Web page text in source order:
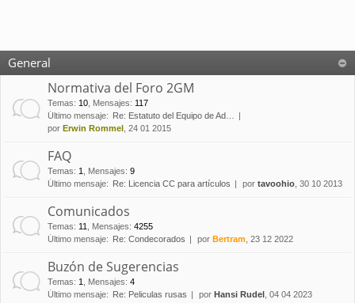
General
Normativa del Foro 2GM
Temas: 10 Mensajes: 117
Último mensaje:
Re: Estatuto del Equipo de Ad…
por Erwin Rommel , 24 01 2015
FAQ
Temas: 1 Mensajes: 9
Último mensaje:
Re: Licencia CC para artículos por tavoohio , 30 10 2013
Comunicados
Temas: 11 Mensajes: 4255
Último mensaje:
Re: Condecorados por Bertram , 23 12 2022
Buzón de Sugerencias
Temas: 1 Mensajes: 4
Último mensaje:
Re: Peliculas rusas por Hansi Rudel , 04 04 2023